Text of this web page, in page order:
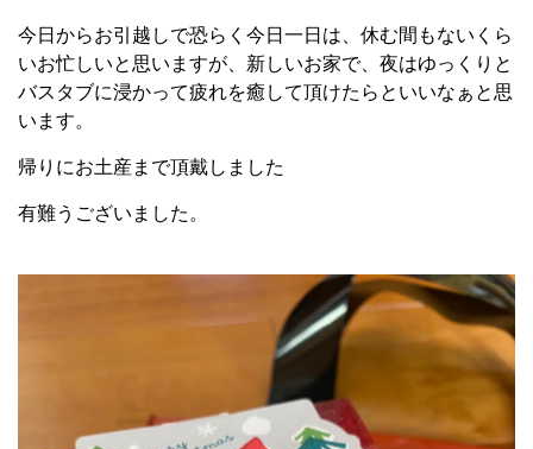
今日からお引越しで恐らく今日一日は、休む間もないくら
いお忙しいと思いますが、新しいお家で、夜はゆっくりと
バスタブに浸かって疲れを癒して頂けたらといいなぁと思
います。
帰りにお土産まで頂戴しました
有難うございました。